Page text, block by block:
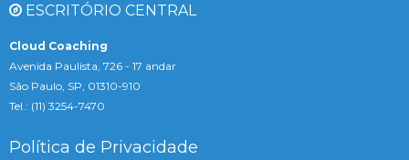
ESCRITÓRIO CENTRAL
Cloud Coaching
Avenida Paulista, 726 - 17 andar
São Paulo, SP, 01310-910
Tel.: (11) 3254-7470
Política de Privacidade